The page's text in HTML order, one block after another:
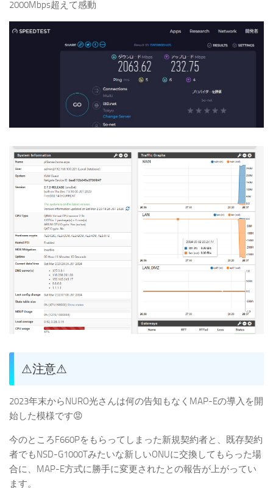
2000Mbps超えて感動
⚠注意⚠
2023年末からNURO光さんは何の告知もなくMAP-Eの導入を開
始した模様です😡
今のところF660Pをもらってしまった新規契約者と、既存契約
者でもNSD-G1000Tみたいな新しいONUに交換してもらった場
合に、MAP-E方式に勝手に変更されたとの報告が上がってい
ます。